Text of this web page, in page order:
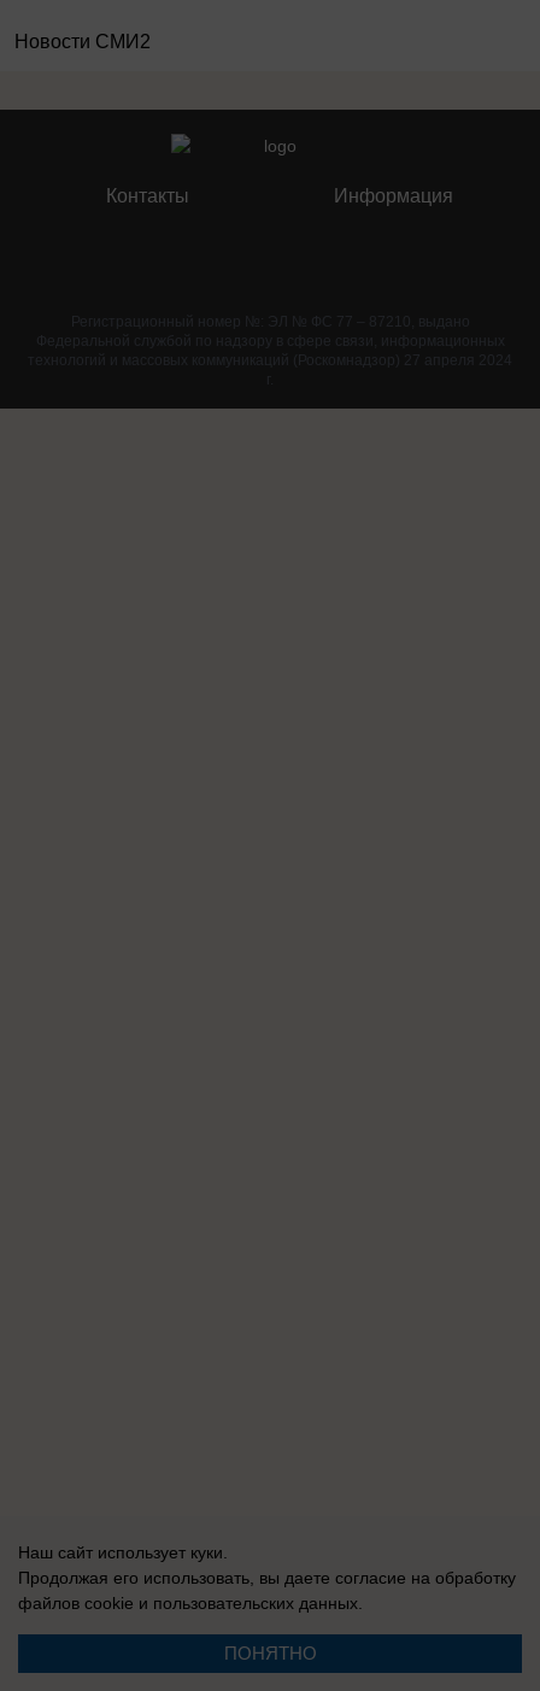
Новости СМИ2
Контакты Информация
Регистрационный номер №: ЭЛ № ФС 77 – 87210, выдано
Федеральной службой по надзору в сфере связи, информационных
технологий и массовых коммуникаций (Роскомнадзор) 27 апреля 2024
Наш сайт использует куки.
Продолжая его использовать, вы даете согласие на обработку
файлов cookie и пользовательских данных.
ПОНЯТНО